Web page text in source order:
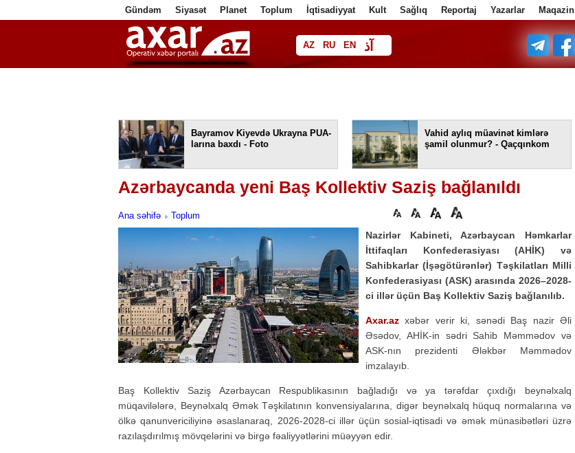
Gündəm Siyasət Planet Toplum İqtisadiyyat Kult Sağlıq Reportaj Yazarlar Maqazin
AZ RU EN آذ
فا
Bayramov Kiyevdə Ukrayna PUA-
larına baxdı - Foto
Vahid aylıq müavinət kimlərə
şamil olunmur? - Qaçqınkom
Azərbaycanda yeni Baş Kollektiv Saziş bağlanıldı
Ana səhifə Toplum
Nazirlər Kabineti, Azərbaycan Həmkarlar
İttifaqları Konfederasiyası (AHİK) və
Sahibkarlar (İşəgötürənlər) Təşkilatları Milli
Konfederasiyası (ASK) arasında 2026–2028-
ci illər üçün Baş Kollektiv Saziş bağlanılıb.
Axar.az xəbər verir ki, sənədi Baş nazir Əli
Əsədov, AHİK-in sədri Sahib Məmmədov və
ASK-nın prezidenti Ələkbər Məmmədov
imzalayıb.
Baş Kollektiv Saziş Azərbaycan Respublikasının bağladığı və ya tərəfdar çıxdığı beynəlxalq
müqavilələrə, Beynəlxalq Əmək Təşkilatının konvensiyalarına, digər beynəlxalq hüquq normalarına və
ölkə qanunvericiliyinə əsaslanaraq, 2026-2028-ci illər üçün sosial-iqtisadi və əmək münasibətləri üzrə
razılaşdırılmış mövqelərini və birgə fəaliyyətlərini müəyyən edir.